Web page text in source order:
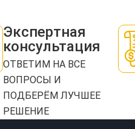
Экспертная
консультация
ОТВЕТИМ НА ВСЕ
ВОПРОСЫ И
ПОДБЕРЁМ ЛУЧШЕЕ
РЕШЕНИЕ